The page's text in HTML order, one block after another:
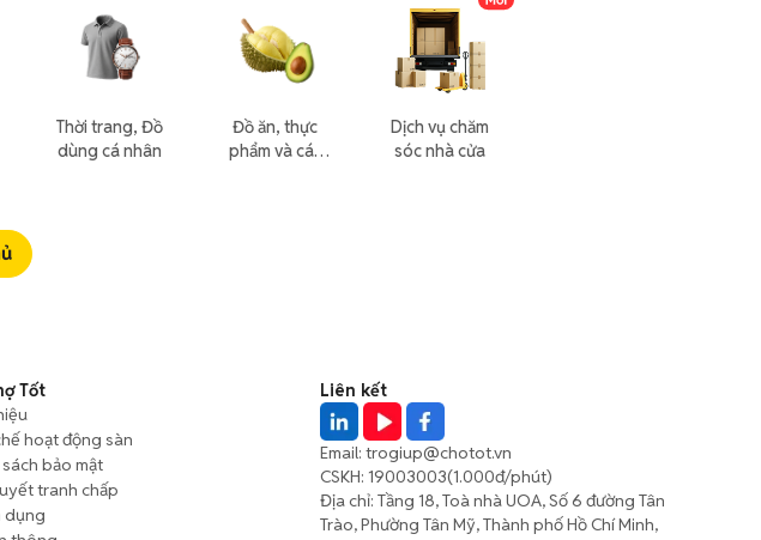
Thời trang, Đồ
dùng cá nhân
Đồ ăn, thực
phẩm và các
Dịch vụ chăm
sóc nhà cửa
Tốt
hoạt động sàn
bảo mật
tranh chấp
dụng
Liên kết
Email: trogiup@chotot.vn
CSKH: 19003003(1.000đ/phút)
Địa chỉ: Tầng 18, Toà nhà UOA, Số 6 đường Tân
Trào, Phường Tân Mỹ, Thành phố Hồ Chí Minh,